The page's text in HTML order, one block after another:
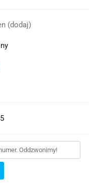
(dodaj)